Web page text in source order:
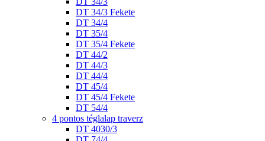
DT 34/3 Fekete
DT 34/4
DT 35/4
DT 35/4 Fekete
DT 44/2
DT 44/3
DT 44/4
DT 45/4
DT 45/4 Fekete
DT 54/4
4 pontos téglalap traverz
DT 4030/3